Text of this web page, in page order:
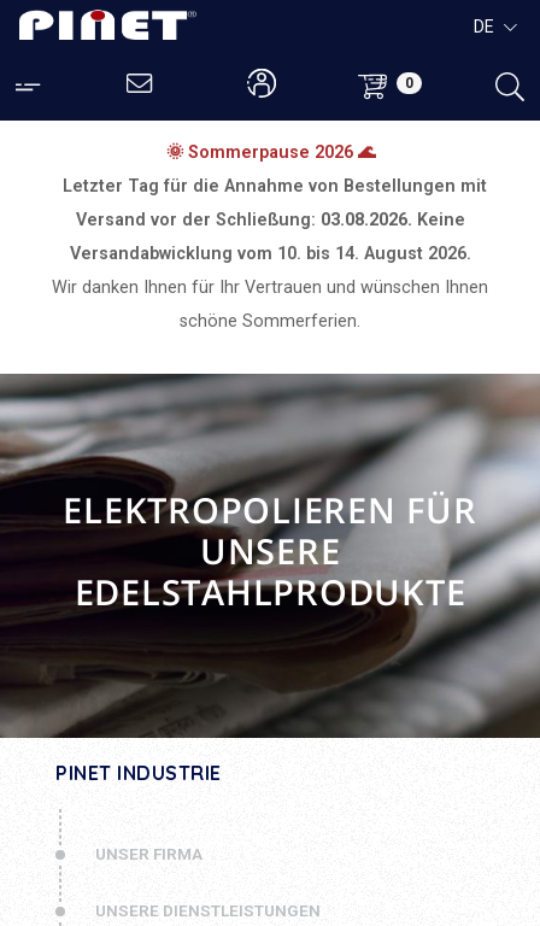
0
DE
🌞 Sommerpause 2026 🌊
Letzter Tag für die Annahme von Bestellungen mit
Versand vor der Schließung: 03.08.2026. Keine
Versandabwicklung vom 10. bis 14. August 2026.
Wir danken Ihnen für Ihr Vertrauen und wünschen Ihnen
schöne Sommerferien.
ELEKTROPOLIEREN FÜR
UNSERE
EDELSTAHLPRODUKTE
PINET INDUSTRIE
UNSER FIRMA
UNSERE DIENSTLEISTUNGEN